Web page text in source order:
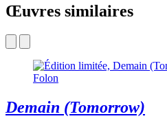
Œuvres similaires
Demain (Tomorrow)